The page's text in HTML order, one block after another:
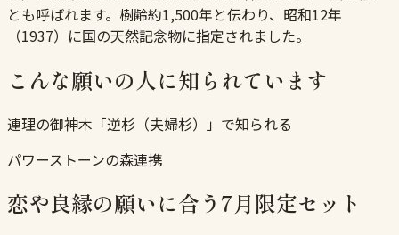
とも呼ばれます。樹齢約1,500年と伝わり、昭和12年
（1937）に国の天然記念物に指定されました。
こんな願いの人に知られています
連理の御神木「逆杉（夫婦杉）」で知られる
パワーストーンの森連携
恋や良縁の願いに合う7月限定セット